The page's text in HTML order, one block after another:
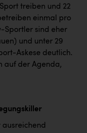
treiben und 22
einmal pro
Sportler sind eher
und unter 29
Askese deutlich.
auf der Agenda,
ausreichend